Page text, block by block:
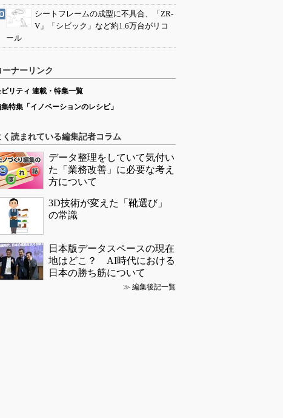
シートフレームの成型に不具合、「ZR-
V」「シビック」など約1.6万台がリコ
ール
ーナーリンク
ビリティ 連載・特集一覧
特集「イノベーションのレシピ」
く読まれている編集記者コラム
データ整理をしていて気付い
た「業務改善」に必要な考え
方について
3D技術が変えた「靴選び」
の常識
日本版データスペースの現在
地はどこ？ AI時代における
日本の勝ち筋について
≫ 編集後記一覧